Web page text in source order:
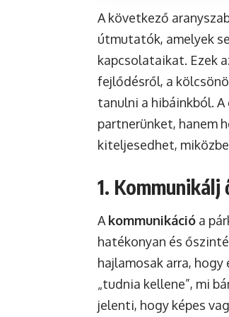
A következő
útmutatók, amelyek
kapcsolataikat. Ezek
fejlődésről, a
tanulni a hibáinkból.
partnerünket, hanem
kiteljesedhet,
1.
A kommunikáció a
hatékonyan és
hajlamosak arra,
„tudnia kellene”, mi
jelenti, hogy képes